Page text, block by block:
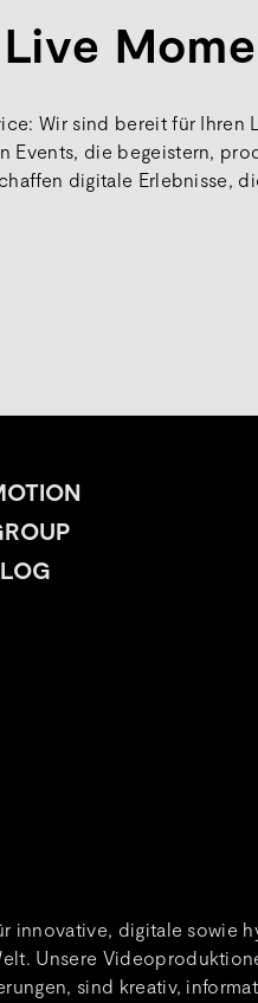
Wir sind bereit für Ihren
Events, die begeistern,
digitale Erlebnisse,
innovative, digitale sowie
Unsere
sind kreativ,